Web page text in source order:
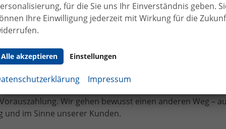
für die Sie uns Ihr Einverständnis geben.
Ihre Einwilligung jederzeit mit Wirkung für die
Alle akzeptieren Einstellungen
Impressum
von der Forst genießen Sie maximale Sicherheit
uns leisten Sie keine Anzahlung bei Vertragsabschluss.
bereits bei Unterzeichnung des Kaufvertrags eine
Wir gehen bewusst einen anderen Weg –
und im Sinne unserer Kunden.